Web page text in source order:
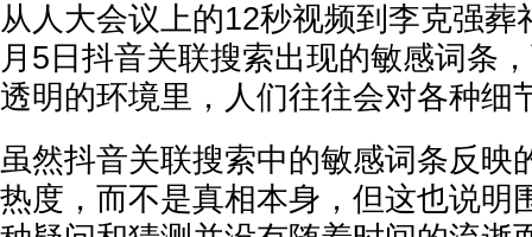
从人大会议上的12秒视频到李克强葬
月5日抖音关联搜索出现的敏感词条
透明的环境里，人们往往会对各种细
虽然抖音关联搜索中的敏感词条反映
热度，而不是真相本身，但这也说明